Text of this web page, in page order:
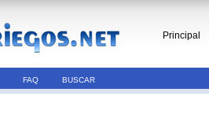
Principal
FAQ BUSCAR